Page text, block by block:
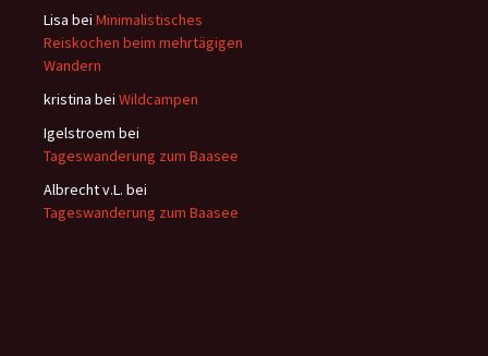
Lisa bei Minimalistisches
Reiskochen beim mehrtägigen
Wandern
kristina bei Wildcampen
Igelstroem bei
Tageswanderung zum Baasee
Albrecht v.L. bei
Tageswanderung zum Baasee